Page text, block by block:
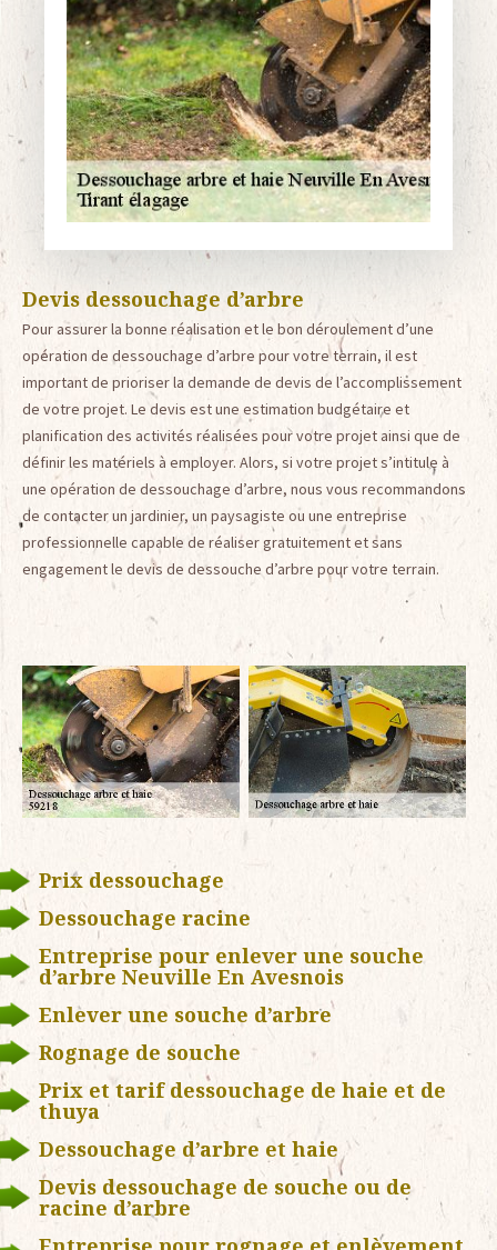
Devis dessouchage d’arbre
Pour assurer la bonne réalisation et le bon déroulement d’une
opération de dessouchage d’arbre pour votre terrain, il est
important de prioriser la demande de devis de l’accomplissement
de votre projet. Le devis est une estimation budgétaire et
planification des activités réalisées pour votre projet ainsi que de
définir les matériels à employer. Alors, si votre projet s’intitule à
une opération de dessouchage d’arbre, nous vous recommandons
de contacter un jardinier, un paysagiste ou une entreprise
professionnelle capable de réaliser gratuitement et sans
engagement le devis de dessouche d’arbre pour votre terrain.
Prix dessouchage
Dessouchage racine
Entreprise pour enlever une souche
d’arbre Neuville En Avesnois
Enlever une souche d’arbre
Rognage de souche
Prix et tarif dessouchage de haie et de
thuya
Dessouchage d’arbre et haie
Devis dessouchage de souche ou de
racine d’arbre